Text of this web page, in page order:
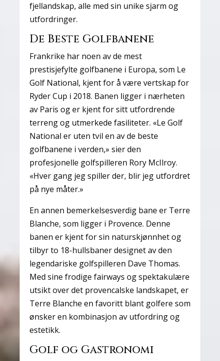
fjellandskap, alle med sin unike sjarm og
utfordringer.
De Beste Golfbanene
Frankrike har noen av de mest
prestisjefylte golfbanene i Europa, som Le
Golf National, kjent for å være vertskap for
Ryder Cup i 2018. Banen ligger i nærheten
av Paris og er kjent for sitt utfordrende
terreng og utmerkede fasiliteter. «Le Golf
National er uten tvil en av de beste
golfbanene i verden,» sier den
profesjonelle golfspilleren Rory McIlroy.
«Hver gang jeg spiller der, blir jeg utfordret
på nye måter.»
En annen bemerkelsesverdig bane er Terre
Blanche, som ligger i Provence. Denne
banen er kjent for sin naturskjønnhet og
tilbyr to 18-hullsbaner designet av den
legendariske golfspilleren Dave Thomas.
Med sine frodige fairways og spektakulære
utsikt over det provencalske landskapet, er
Terre Blanche en favoritt blant golfere som
ønsker en kombinasjon av utfordring og
estetikk.
Golf og Gastronomi